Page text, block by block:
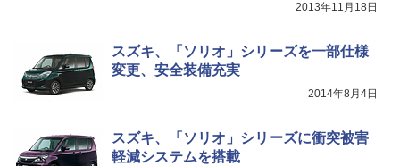
2013年11月18日
スズキ、「ソリオ」シリーズを一部仕様
変更、安全装備充実
2014年8月4日
スズキ、「ソリオ」シリーズに衝突被害
軽減システムを搭載